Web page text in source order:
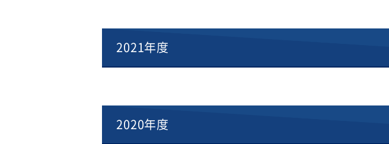
2021年度
2020年度